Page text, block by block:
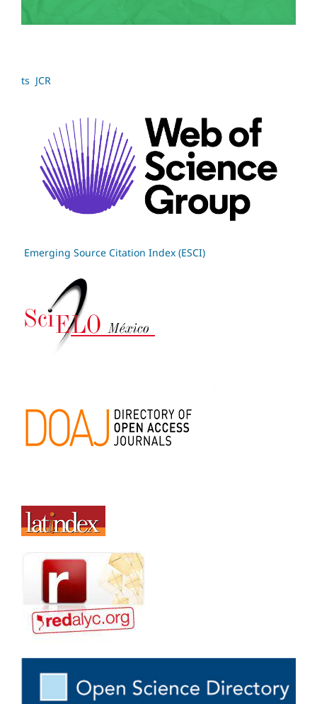
ts JCR
Emerging Source Citation Index (ESCI)